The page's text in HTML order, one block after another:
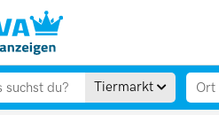
Tiermarkt